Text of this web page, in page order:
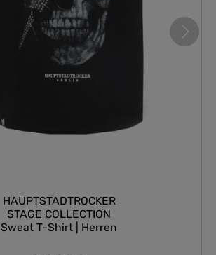
HAUPTSTADTROCKER
STAGE COLLECTION
Sweat T-Shirt | Herren